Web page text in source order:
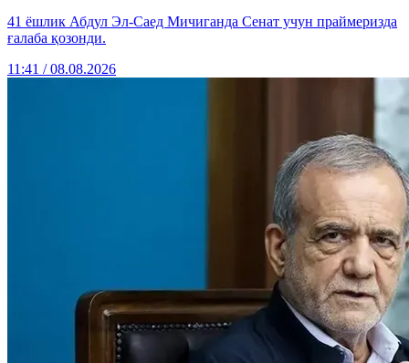
41 ёшлик Абдул Эл-Саед Мичиганда Сенат учун праймеризда
ғалаба қозонди.
11:41 / 08.08.2026